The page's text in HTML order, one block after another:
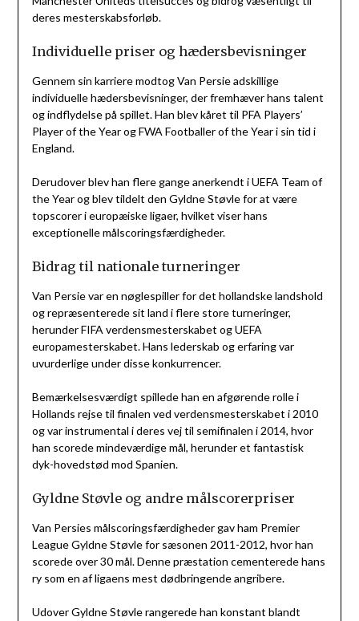
deres mesterskabsforløb.
Individuelle priser og hædersbevisninger
Gennem sin karriere modtog Van Persie adskillige
individuelle hædersbevisninger, der fremhæver hans talent
og indflydelse på spillet. Han blev kåret til PFA Players’
Player of the Year og FWA Footballer of the Year i sin tid i
England.
Derudover blev han flere gange anerkendt i UEFA Team of
the Year og blev tildelt den Gyldne Støvle for at være
topscorer i europæiske ligaer, hvilket viser hans
exceptionelle målscoringsfærdigheder.
Bidrag til nationale turneringer
Van Persie var en nøglespiller for det hollandske landshold
og repræsenterede sit land i flere store turneringer,
herunder FIFA verdensmesterskabet og UEFA
europamesterskabet. Hans lederskab og erfaring var
uvurderlige under disse konkurrencer.
Bemærkelsesværdigt spillede han en afgørende rolle i
Hollands rejse til finalen ved verdensmesterskabet i 2010
og var instrumental i deres vej til semifinalen i 2014, hvor
han scorede mindeværdige mål, herunder et fantastisk
dyk-hovedstød mod Spanien.
Gyldne Støvle og andre målscorerpriser
Van Persies målscoringsfærdigheder gav ham Premier
League Gyldne Støvle for sæsonen 2011-2012, hvor han
scorede over 30 mål. Denne præstation cementerede hans
ry som en af ligaens mest dødbringende angribere.
Udover Gyldne Støvle rangerede han konstant blandt